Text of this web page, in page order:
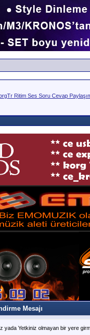
Ritim Ses Soru Cevap
Mesajı
yada Yetkiniz olmayan bir yere